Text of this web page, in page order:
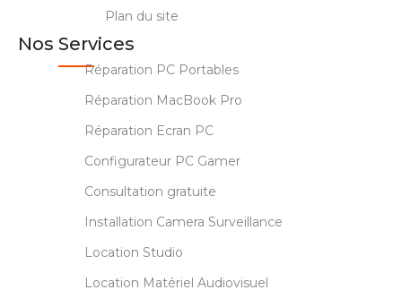
Plan du site
Nos Services
Réparation PC Portables
Réparation MacBook Pro
Réparation Ecran PC
Configurateur PC Gamer
Consultation gratuite
Installation Camera Surveillance
Location Studio
Location Matériel Audiovisuel